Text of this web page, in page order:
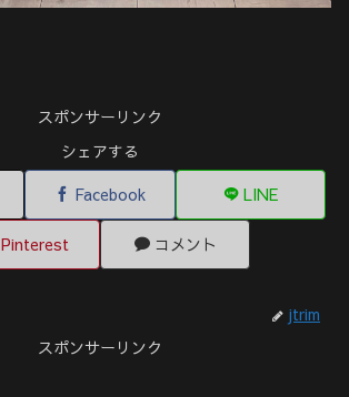
スポンサーリンク
シェアする
Facebook LINE
Pinterest コメント
jtrim
スポンサーリンク